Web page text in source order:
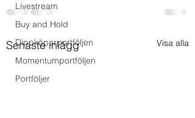
Livestream
Buy and Hold
Dippköparportföljen
Momentumportföljen
Portföljer
Senaste inlägg Visa alla